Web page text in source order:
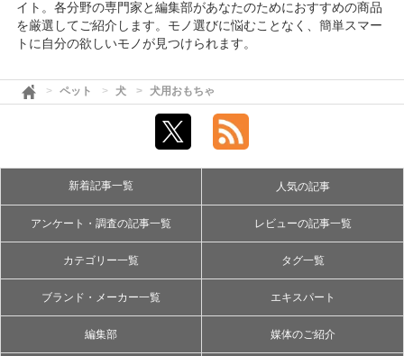
イト。各分野の専門家と編集部があなたのためにおすすめの商品
を厳選してご紹介します。モノ選びに悩むことなく、簡単スマー
トに自分の欲しいモノが見つけられます。
ペット 犬 犬用おもちゃ
新着記事一覧 人気の記事
アンケート・調査の記事一覧 レビューの記事一覧
カテゴリー一覧 タグ一覧
ブランド・メーカー一覧 エキスパート
編集部 媒体のご紹介